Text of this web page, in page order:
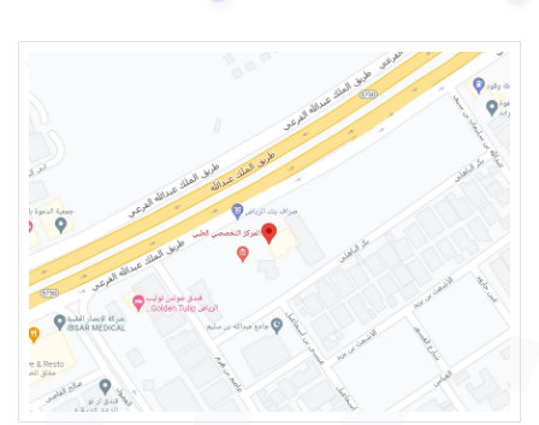
اسباب الماء الازرق بالعين
علاج الماء الازرق بالعين